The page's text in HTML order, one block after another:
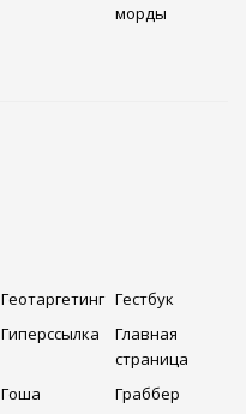
морды
Геотаргетинг Гестбук
Гиперссылка
Главная
страница
Гоша Граббер